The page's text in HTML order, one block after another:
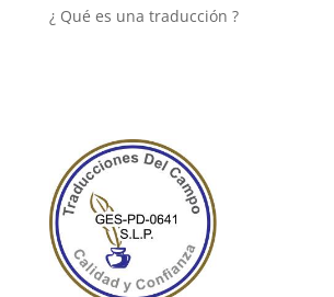
¿ Qué es una traducción ?